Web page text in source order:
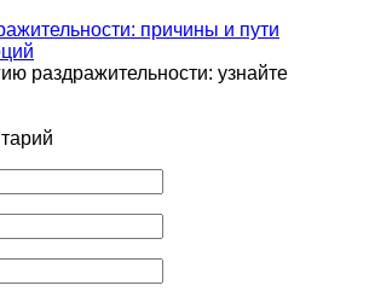
причины и пути
раздражительности: узнайте